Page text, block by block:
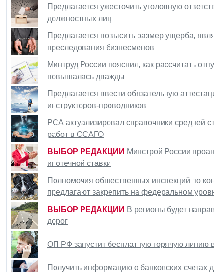
Предлагается ужесточить уголовную
должностных лиц
Предлагается повысить размер ущерба,
преследования бизнесменов
Минтруд России пояснил, как рассчитать
повышалась дважды
Предлагается ввести обязательную
инструкторов-проводников
РСА актуализировал справочники средней
работ в ОСАГО
ВЫБОР РЕДАКЦИИ Минстрой России
ипотечной ставки
Полномочия общественных инспекций по
предлагают закрепить на федеральном уровне
ВЫБОР РЕДАКЦИИ В регионы будет
дорог
ОП РФ запустит бесплатную горячую линию в
Получить информацию о банковских счетах